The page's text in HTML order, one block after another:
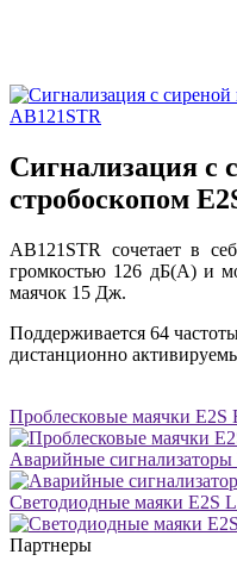
Сигнализация с
стробоскопом
AB121STR сочетает в
громкостью 126 дБ(A) и
маячок 15 Дж.
Поддерживается 64
дистанционно
Проблесковые маячки E2S
Аварийные сигнализаторы
Светодиодные маяки E2S
Партнеры